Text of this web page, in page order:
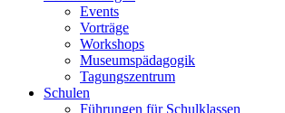
Events
Vorträge
Workshops
Museumspädagogik
Tagungszentrum
Schulen
Führungen für Schulklassen